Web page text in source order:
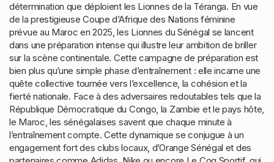
détermination que déploient les Lionnes de la Téranga. En vue
de la prestigieuse Coupe d’Afrique des Nations féminine
prévue au Maroc en 2025, les Lionnes du Sénégal se lancent
dans une préparation intense qui illustre leur ambition de briller
sur la scène continentale. Cette campagne de préparation est
bien plus qu’une simple phase d’entraînement : elle incarne une
quête collective tournée vers l’excellence, la cohésion et la
fierté nationale. Face à des adversaires redoutables tels que la
République Démocratique du Congo, la Zambie et le pays hôte,
le Maroc, les sénégalaises savent que chaque minute à
l’entraînement compte. Cette dynamique se conjugue à un
engagement fort des clubs locaux, d’Orange Sénégal et des